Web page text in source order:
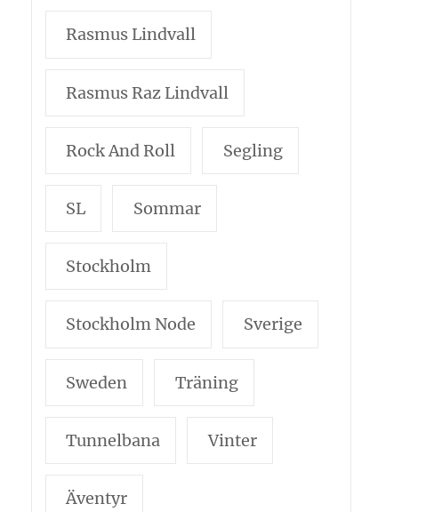
Rasmus Lindvall
Rasmus Raz Lindvall
Rock And Roll Segling
SL Sommar
Stockholm
Stockholm Node Sverige
Sweden Träning
Tunnelbana Vinter
Äventyr